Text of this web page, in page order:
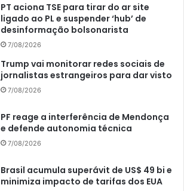
PT aciona TSE para tirar do ar site
ligado ao PL e suspender ‘hub’ de
desinformação bolsonarista
7/08/2026
Trump vai monitorar redes sociais de
jornalistas estrangeiros para dar visto
7/08/2026
PF reage a interferência de Mendonça
e defende autonomia técnica
7/08/2026
Brasil acumula superávit de US$ 49 bi e
minimiza impacto de tarifas dos EUA